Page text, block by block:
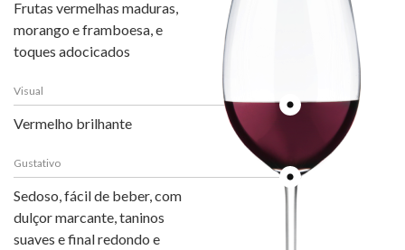
Frutas vermelhas maduras,
morango e framboesa, e
toques adocicados
Visual
Vermelho brilhante
Gustativo
Sedoso, fácil de beber, com
dulçor marcante, taninos
suaves e final redondo e